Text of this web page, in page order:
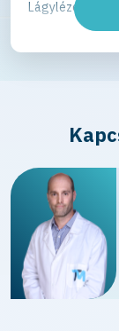
Lágylézer